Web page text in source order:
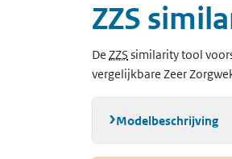
ZZS
De ZZS (Zeer
similarity tool
vergelijkbare Zeer
Modelbeschrijving